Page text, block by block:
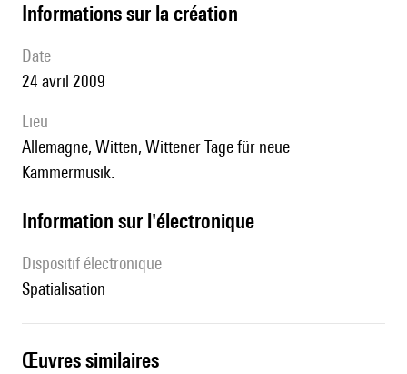
informations sur la création
date
24 avril 2009
lieu
Allemagne, Witten, Wittener Tage für neue
Kammermusik.
Information sur l'électronique
Dispositif électronique
spatialisation
œuvres similaires